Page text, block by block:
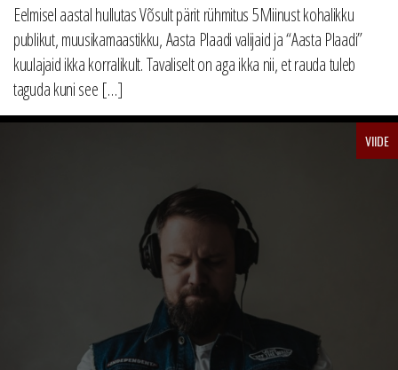
Eelmisel aastal hullutas Võsult pärit rühmitus 5Miinust kohalikku
publikut, muusikamaastikku, Aasta Plaadi valijaid ja “Aasta Plaadi”
kuulajaid ikka korralikult. Tavaliselt on aga ikka nii, et rauda tuleb
taguda kuni see […]
VIIDE